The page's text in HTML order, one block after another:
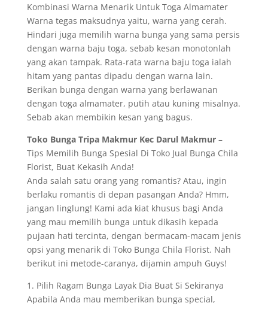
Kombinasi Warna Menarik Untuk Toga Almamater
Warna tegas maksudnya yaitu, warna yang cerah.
Hindari juga memilih warna bunga yang sama persis
dengan warna baju toga, sebab kesan monotonlah
yang akan tampak. Rata-rata warna baju toga ialah
hitam yang pantas dipadu dengan warna lain.
Berikan bunga dengan warna yang berlawanan
dengan toga almamater, putih atau kuning misalnya.
Sebab akan membikin kesan yang bagus.
Toko Bunga Tripa Makmur Kec Darul Makmur–
Tips Memilih Bunga Spesial Di Toko Jual Bunga Chila
Florist, Buat Kekasih Anda!
Anda salah satu orang yang romantis? Atau, ingin
berlaku romantis di depan pasangan Anda? Hmm,
jangan linglung! Kami ada kiat khusus bagi Anda
yang mau memilih bunga untuk dikasih kepada
pujaan hati tercinta, dengan bermacam-macam jenis
opsi yang menarik di Toko Bunga Chila Florist. Nah
berikut ini metode-caranya, dijamin ampuh Guys!
1. Pilih Ragam Bunga Layak Dia Buat Si Sekiranya
Apabila Anda mau memberikan bunga special,